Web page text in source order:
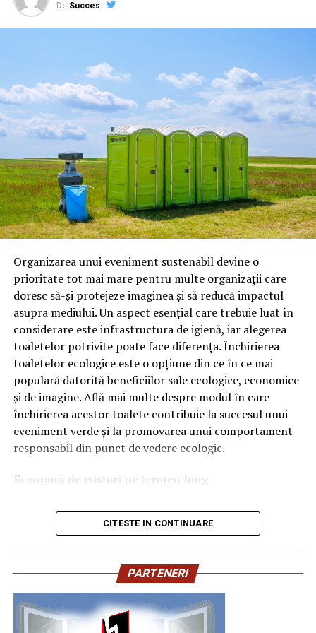
folosirea de zi cu zi, cât și în motorsport.
uleiuri pentru motoare pe benzină;
uleiuri pentru motoare diesel;
uleiuri pentru transmisii;
lichide de frână;
antigel;
lubrifianți industriali;
produse speciale pentru competiții.
Astăzi, brandul este apreciat în special pentru
tehnologiile proprii și pentru numărul mare de aprobări
OEM.
Ce înseamnă Ravenol VMP?
DenumireaVMPidentifică o gamă de uleiuri dezvoltate
pentru motoare moderne care necesită performanțe
ridicate și compatibilitate cu numeroase specificații ale
constructorilor auto.
Acest produs este destinat în special motoarelor
moderne pe benzină și diesel, inclusiv celor echipate cu:
catalizatoare moderne;
sisteme Start-Stop.
Una dintre cele mai importante caracteristici ale acestui
ulei este tehnologiaUSVO.
De Succes
Organizarea unui eveniment sustenabil devine o
prioritate tot mai mare pentru multe organizații care
doresc să-și protejeze imaginea și să reducă impactul
asupra mediului. Un aspect esențial care trebuie luat în
considerare este infrastructura de igienă, iar alegerea
toaletelor potrivite poate face diferența. Închirierea
toaletelor ecologice este o opțiune din ce în ce mai
populară datorită beneficiilor sale ecologice, economice
și de imagine. Află mai multe despre modul în care
închirierea acestor toalete contribuie la succesul unui
eveniment verde și la promovarea unui comportament
responsabil din punct de vedere ecologic.
Economii de costuri pe termen lung
Unul dintre cele mai mari avantaje ale activității
închiriere toalete ecologiceeste economia de costuri.
termen lung, aceasta este o opțiune mai rentabilă decât
construirea unei infrastructuri permanente de toalete.
Toaletele ecologice nu necesită conexiuni complexe la
rețelele de apă sau canalizare, ceea ce înseamnă că nu
trebuie să investești în aceste infrastructuri
CITESTE IN CONTINUARE
PARTENERI